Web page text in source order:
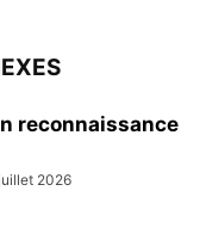
reconnaissance
2026